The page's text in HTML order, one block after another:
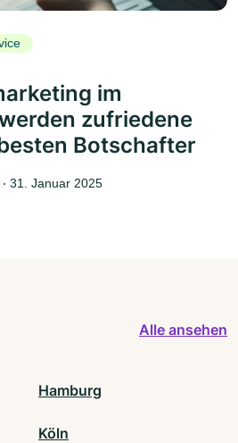
im
zufriedene
Botschafter
‧ 31. Januar 2025
Alle ansehen
Hamburg
Köln